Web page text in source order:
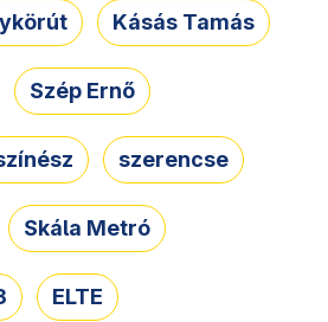
Kásás Tamás
Szép Ernő
szerencse
Skála Metró
ELTE